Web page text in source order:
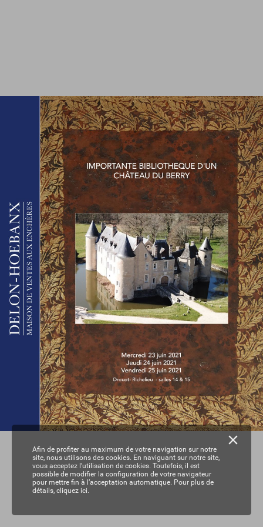
Afin de profiter au maximum de votre navigation sur notre
site, nous utilisons des cookies. En naviguant sur notre site,
vous acceptez l’utilisation de cookies. Toutefois, il est
possible de modifier la configuration de votre navigateur
pour mettre fin à l’acceptation automatique. Pour plus de
détails, cliquez ici.